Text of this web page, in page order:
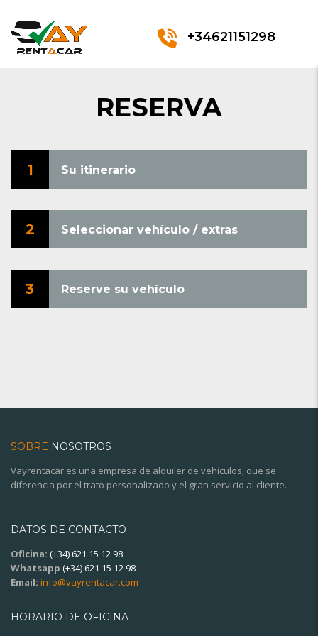
+34621151298
RESERVA
1 Su itinerario
2 Seleccionar vehículo / extras
3 Reserve su vehículo
SOBRE NOSOTROS
Vayrentacar es una empresa de alquiler de vehículos, que se
diferencia por el trato personalizado y el gran servicio al cliente.
DATOS DE CONTACTO
Oficina: (+34) 621 15 12 98
Whatsapp (+34) 621 15 12 98
Email: info@vayrentacar.com
HORARIO DE OFICINA